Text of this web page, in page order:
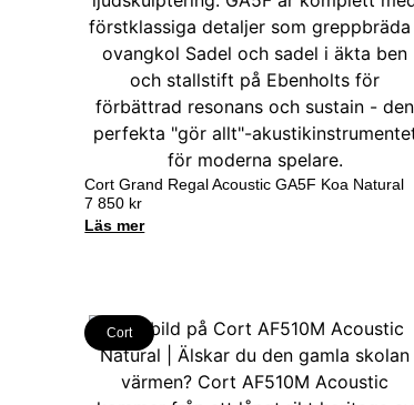
Cort Grand Regal Acoustic GA5F Koa Natural
7 850 kr
Läs mer
Cort